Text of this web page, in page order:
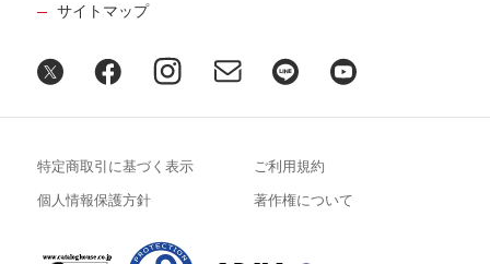
サイトマップ
特定商取引に基づく表示 ご利用規約
個人情報保護方針 著作権について